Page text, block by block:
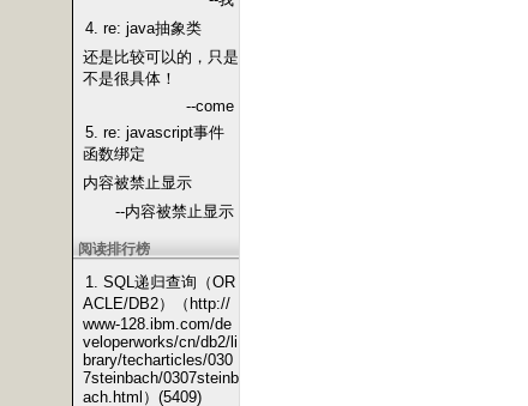
4. re: java抽象类
还是比较可以的，只是
不是很具体！
--come
5. re: javascript事件
函数绑定
内容被禁止显示
--内容被禁止显示
阅读排行榜
1. SQL递归查询（OR
ACLE/DB2）（http://
www-128.ibm.com/de
veloperworks/cn/db2/li
brary/techarticles/030
7steinbach/0307steinb
ach.html）(5409)